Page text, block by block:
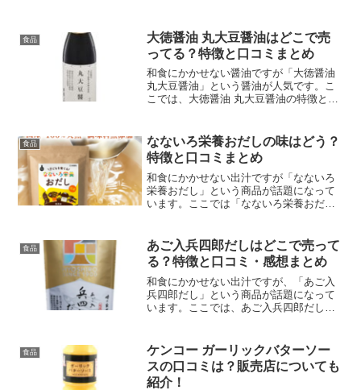
食品
大徳醤油 丸大豆醤油はどこで売
ってる？特徴と口コミまとめ
和食にかかせない醤油ですが「大徳醤油
丸大豆醤油」という醤油が人気です。こ
こでは、大徳醤油 丸大豆醤油の特徴と口
食品
なないろ栄養おだしの味はどう？
特徴と口コミまとめ
和食にかかせない出汁ですが「なないろ
栄養おだし」という商品が話題になって
います。ここでは「なないろ栄養おだ
食品
あご入兵四郎だしはどこで売って
る？特徴と口コミ・感想まとめ
和食にかかせない出汁ですが、「あご入
兵四郎だし」という商品が話題になって
います。ここでは、あご入兵四郎だしの
食品
ケンコー ガーリックバターソー
スの口コミは？販売店についても
紹介！